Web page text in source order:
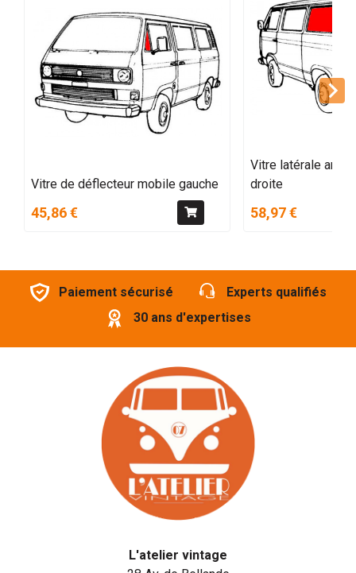
Vitre de déflecteur mobile gauche
45,86 €
Vitre latérale
droite
58,97 €
Paiement sécurisé
Experts qualifiés
30 ans d'expertises
L'atelier vintage